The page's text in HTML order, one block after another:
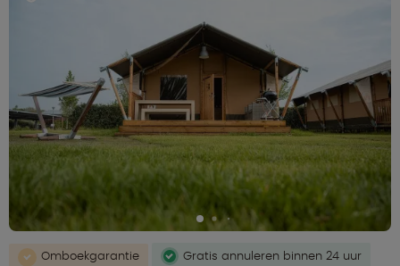
Omboekgarantie
Gratis annuleren binnen 24 uur